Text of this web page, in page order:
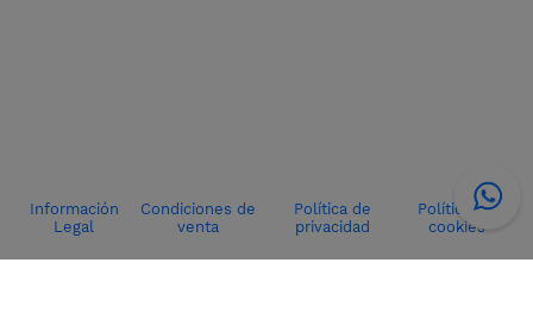
Información
Legal
Condiciones de
venta
Política de
privacidad
Política de
cookies